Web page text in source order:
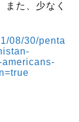
た、少なく
08/30/penta